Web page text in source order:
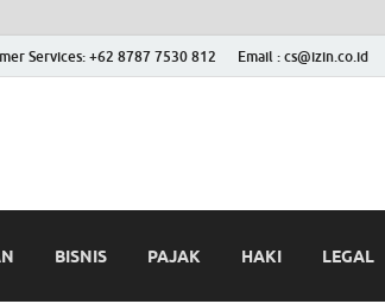
Services: +62 8787 7530 812 Email : cs@izin.co.id
BISNIS PAJAK HAKI LEGAL